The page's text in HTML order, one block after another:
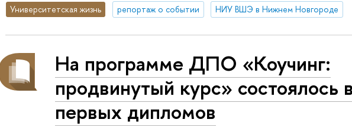
Университетская жизнь репортаж о событии НИУ ВШЭ в Нижнем Новгороде
На программе ДПО «Коучинг:
продвинутый курс» состоялось
первых дипломов